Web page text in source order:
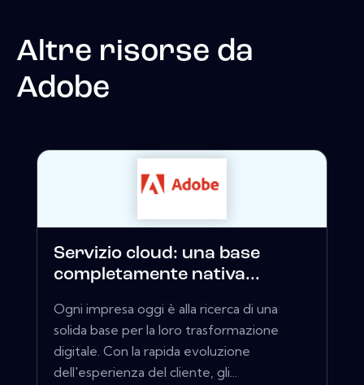
Altre risorse da
Adobe
Servizio cloud: una base
completamente nativa...
Ogni impresa oggi è alla ricerca di una
solida base per la loro trasformazione
digitale. Con la rapida evoluzione
dell'esperienza del cliente, gli...